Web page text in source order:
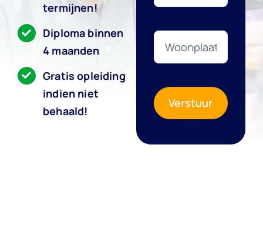
termijnen!
Diploma binnen
4 maanden
Gratis opleiding
indien niet
behaald!
Verstuur